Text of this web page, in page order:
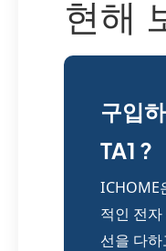
현해
구입
TA1 ?
ICHOME
적인 전
선을 다